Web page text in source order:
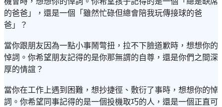
的爸爸」，還是一個「雖然忙碌但總會陪我玩傳接球的爸
爸」？
當你跟朋友因為一點小事鬧彆扭，拉不下臉道歉時，想想你的
悼詞。你希望朋友記得的是你那無謂的自尊，還是你們之間深
厚的情誼？
當你在工作上遇到困難，想抄捷徑、敷衍了事時，想想你的悼
詞。你希望同事記得的是一個投機取巧的人，還是一個正直可